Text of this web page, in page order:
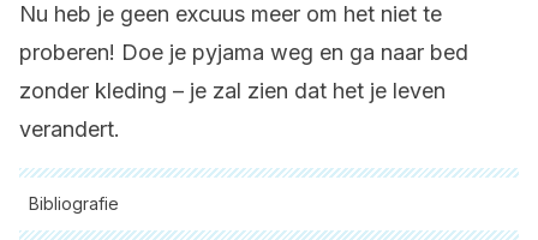
Nu heb je geen excuus meer om het niet te
proberen! Doe je pyjama weg en ga naar bed
zonder kleding – je zal zien dat het je leven
verandert.
Bibliografie